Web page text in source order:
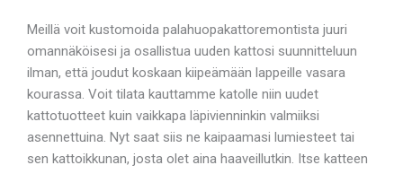
Meillä voit kustomoida palahuopakattoremontista juuri
omannäköisesi ja osallistua uuden kattosi suunnitteluun
ilman, että joudut koskaan kiipeämään lappeille vasara
kourassa. Voit tilata kauttamme katolle niin uudet
kattotuotteet kuin vaikkapa läpivienninkin valmiiksi
asennettuina. Nyt saat siis ne kaipaamasi lumiesteet tai
sen kattoikkunan, josta olet aina haaveillutkin. Itse katteen